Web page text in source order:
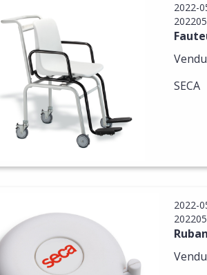
2022-
SECA
2022-